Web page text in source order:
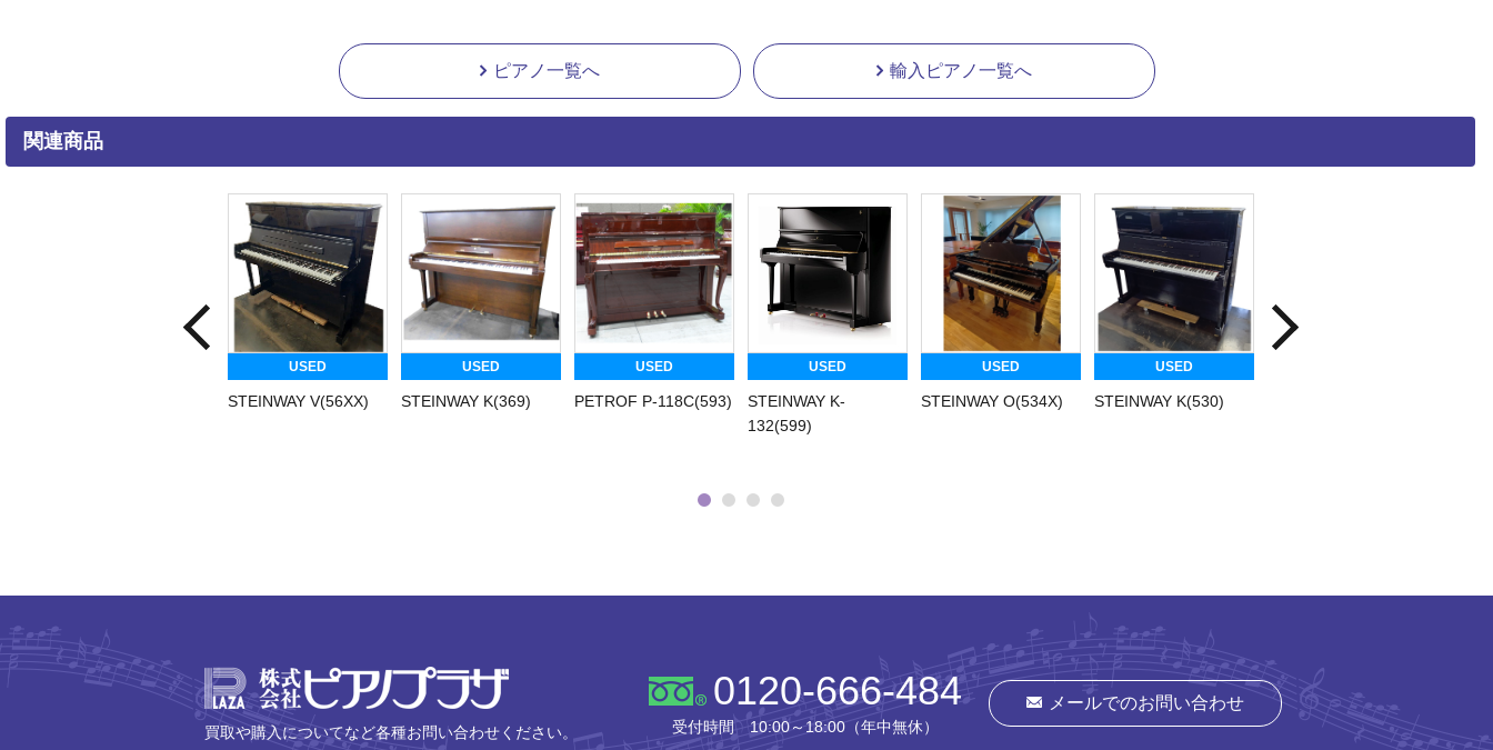
ピアノ一覧へ 輸入ピアノ一覧へ
関連商品
USED
STEINWAY V(56XX)
USED
STEINWAY K(369)
USED
PETROF P-118C(593)
USED
STEINWAY K-
132(599)
USED
STEINWAY O(534X)
USED
STEINWAY K(530)
株式会社ピアノプラザ
買取や購入についてなど各種お問い合わせください。
0120-666-484
受付時間 10:00～18:00（年中無休）
メールでのお問い合わせ